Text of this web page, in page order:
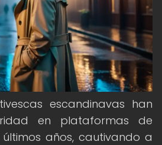
escandinavas han
en plataformas de
años, cautivando a